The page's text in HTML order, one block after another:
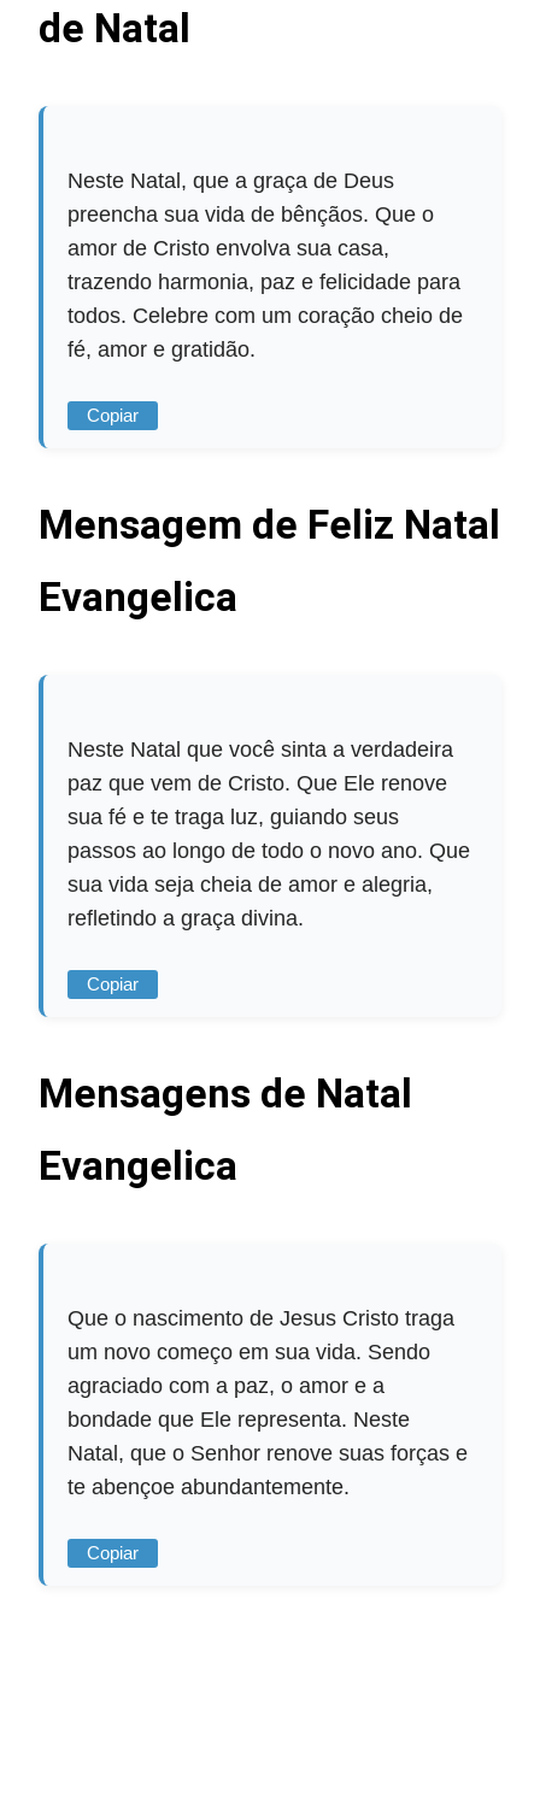
de Natal
Neste Natal, que a graça de Deus
preencha sua vida de bênçãos. Que o
amor de Cristo envolva sua casa,
trazendo harmonia, paz e felicidade para
todos. Celebre com um coração cheio de
fé, amor e gratidão.
Copiar
Mensagem de Feliz Natal
Evangelica
Neste Natal que você sinta a verdadeira
paz que vem de Cristo. Que Ele renove
sua fé e te traga luz, guiando seus
passos ao longo de todo o novo ano. Que
sua vida seja cheia de amor e alegria,
refletindo a graça divina.
Copiar
Mensagens de Natal
Evangelica
Que o nascimento de Jesus Cristo traga
um novo começo em sua vida. Sendo
agraciado com a paz, o amor e a
bondade que Ele representa. Neste
Natal, que o Senhor renove suas forças e
te abençoe abundantemente.
Copiar